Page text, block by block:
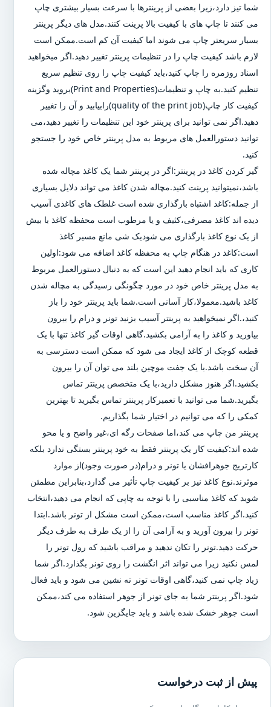
شما تیز دارد،زیرا بعضی از پرینترها با سرعت بسیار بیشتری چاپ
می کنند تا چاپ های با کیفیت بالا پرینت کنند.مدل های دیگر پرینتر
بسیار سریعتر چاپ می شوند اما کیفیت آن کم است.ممکن است
لازم باشد کیفیت چاپ را در تنظیمات پرینتر تغییر دهید.اگر میخواهید
اسناد روزمره را چاپ کنید،باید کیفیت چاپ را روی تنظیم سریع
تنظیم کنید.به چاپ و تنظیمات(Print and Properties)بروید وگزینه
کیفیت کار چاپ(quality of the print job)رابیابید و آن را تغییر
دهید.اگر نمی توانید برای پرینتر خود این تنظیمات را تغییر دهید،می
توانید دستورالعمل های مربوط به مدل پرینتر خاص خود را جستجو
کنید.
گیر کردن کاغذ در پرینتر:اگر در پرینتر شما یک کاغذ مچاله شده
باشد،نمیتوانید پرینت کنید.مچاله شدن کاغذ می تواند دلایل بسیاری
از جمله:کاغذ اشتباه بارگذاری شده است غلطک های کاغذی آسیب
دیده اند کاغذ مصرفی،کثیف و یا مرطوب است محفظه کاغذ با بیش
از یک نوع کاغذ بارگذاری می شودیک شی مانع مسیر کاغذ
است:کاغذ در هنگام چاپ به محفظه کاغذ اضافه می شود:اولین
کاری که باید انجام دهید این است که به دنبال دستورالعمل مربوط
به مدل پرینتر خاص خود در مورد چگونگی رسیدگی به مچاله شدن
کاغذ باشید.معمولا،کار آسانی است.شما باید پرینتر خود را باز
کنید،.اگر نمیخواهید به پرینتر آسیب بزنید تونر و درام را بیرون
بیاورید و کاغذ را به آرامی بکشید.گاهی اوقات گیر کاغذ تنها با یک
قطعه کوچک از کاغذ ایجاد می شود که ممکن است دسترسی به
آن سخت باشد.با یک جفت موچین بلند می توان آن را بیرون
بکشید.اگر هنوز مشکل دارید،با یک متخصص پرینتر تماس
بگیرید.شما می توانید با تعمیرکار پرینتر تماس بگیرید تا بهترین
کمکی را که می توانیم در اختیار شما بگذاریم.
پرینتر من چاپ می کند،اما صفحات رگه ای،غیر واضح و یا محو
شده اند:کیفیت کار یک پرینتر فقط به خود پرینتر بستگی ندارد بلکه
کارتریج جوهرافشان یا تونر و درام(در صورت وجود)از موارد
موثرند.نوع کاغذ نیز بر کیفیت چاپ تأثیر می گذارد،بنابراین مطمئن
شوید که کاغذ مناسبی را با توجه به چاپی که انجام می دهید،انتخاب
کنید.اگر کاغذ مناسب است،ممکن است مشکل از تونر باشد.ابتدا
تونر را بیرون آورید و به آرامی آن را از یک طرف به طرف دیگر
حرکت دهید.تونر را تکان ندهید و مراقب باشید که رول تونر را
لمس نکنید زیرا می تواند اثر انگشت را روی تونر بگذارد.اگر شما
زیاد چاپ نمی کنید،گاهی اوقات تونر ته نشین می شود و باید فعال
شود.اگر پرینتر شما به جای تونر از جوهر استفاده می کند،ممکن
است جوهر خشک شده باشد و باید جایگزین شود.
پیش از ثبت درخواست